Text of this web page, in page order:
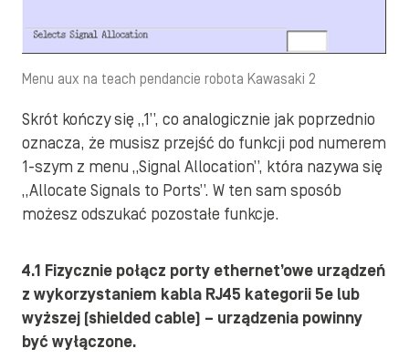
Menu aux na teach pendancie robota Kawasaki 2
Skrót kończy się „1”, co analogicznie jak poprzednio
oznacza, że musisz przejść do funkcji pod numerem
1-szym z menu „Signal Allocation”, która nazywa się
„Allocate Signals to Ports”. W ten sam sposób
możesz odszukać pozostałe funkcje.
4.1 Fizycznie połącz porty ethernet’owe urządzeń
z wykorzystaniem kabla RJ45 kategorii 5e lub
wyższej (shielded cable) – urządzenia powinny
być wyłączone.